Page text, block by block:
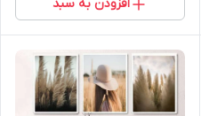
افزودن به سبد